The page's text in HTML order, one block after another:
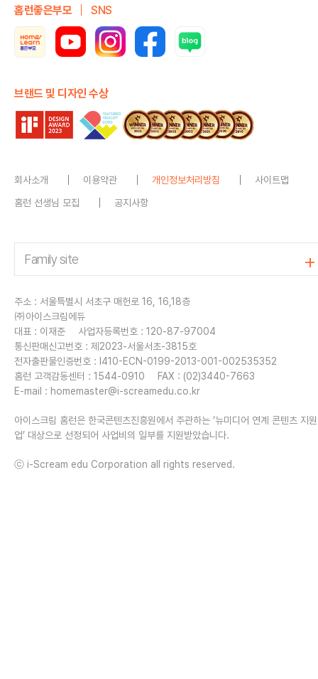
홈런좋은부모 SNS
브랜드 및 디자인 수상
회사소개 이용약관 개인정보처리방침
사이트맵
홈런 선생님 모집
공지사항
주소 : 서울특별시 서초구 매헌로 16, 16,18층
㈜아이스크림에듀
대표 : 이재준
사업자등록번호 : 120-87-97004
통신판매신고번호 : 제2023-서울서초-3815호
전자출판물인증번호 : I410-ECN-0199-2013-001-002535352
홈런 고객감동센터 : 1544-0910
FAX : (02)3440-7663
E-mail : homemaster@i-screamedu.co.kr
아이스크림 홈런은 한국콘텐츠진흥원에서 주관하는 ‘뉴미디어 연계 콘텐츠 지
업’ 대상으로 선정되어 사업비의 일부를 지원받았습니다.
ⓒ i-Scream edu Corporation all rights reserved.